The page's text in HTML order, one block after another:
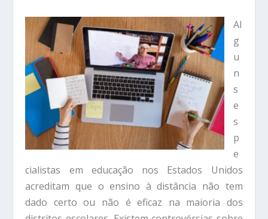
Al
g
u
n
s
e
s
p
e
cialistas em educação nos Estados Unidos
acreditam que o ensino à distância não tem
dado certo ou não é eficaz na maioria dos